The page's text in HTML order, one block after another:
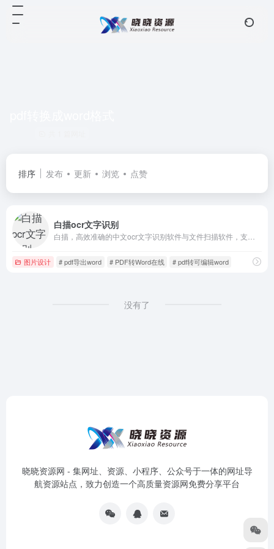
排序 发布 更新 浏览 点赞
白描ocr文字识别
图片设计 # pdf导出word # PDF转Word在线 # pdf转可编辑word
没有了
晓晓资源网 - 集网址、资源、小程序、公众号于一体的网址导
航资源站点，致力创造一个高质量资源网免费分享平台